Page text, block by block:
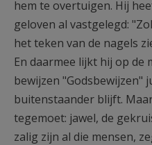
hem te overtuigen. Hij
geloven al vastgelegd:
het teken van de nagels
En daarmee lijkt hij op de
bewijzen "Godsbewijzen"
buitenstaander blijft.
tegemoet: jawel, de
zalig zijn al die mensen,